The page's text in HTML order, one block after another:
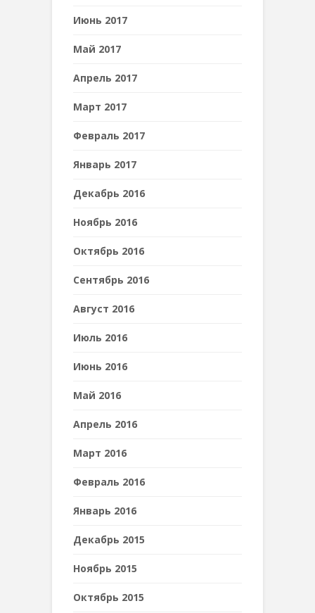
Июнь 2017
Май 2017
Апрель 2017
Март 2017
Февраль 2017
Январь 2017
Декабрь 2016
Ноябрь 2016
Октябрь 2016
Сентябрь 2016
Август 2016
Июль 2016
Июнь 2016
Май 2016
Апрель 2016
Март 2016
Февраль 2016
Январь 2016
Декабрь 2015
Ноябрь 2015
Октябрь 2015